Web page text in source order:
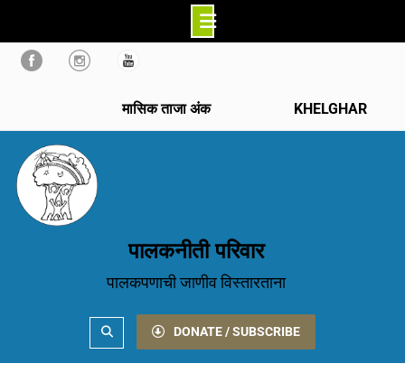
Skip
मासिक ताजा अंक KHELGHAR
पालकनीती परिवार
पालकपणाची जाणीव विस्तारताना
Search DONATE / SUBSCRIBE